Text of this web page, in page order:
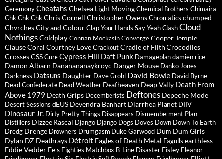
CeremonyCheatahs Chelsea Light MovingChemical Brothers Chimaira
Chk Chk ChkChris Cornell Christopher OwensChromatics chumped
ChvrchesCity and ColourClap Your Hands Say YeahClashCloud
NothingsColdplayConnan MockasinConvergeCooper Temple
ClauseCoral Courtney LoveCrackoutCradle of Filth Crocodiles
CrossesCSSCureCypress Hill Daft Punk Damageplandamien rice
Damon Albarn Dananananaykroyd Danger Mouse Danko Jones
Darkness Datsuns Daughter Dave Grohl David Bowie David Byrne
Dead Confederate Dead Weather Deafheaven Deap Vally Death From
Above 1979 Death Grips Decemberists Deftones Depeche Mode
Desert Sessions dEUS Devendra Banhart Diarrhea Planet DIIV
Dinosaur Jr. Dirty Pretty Things Disappears Dismemberment Plan
Distillers Dizzee Rascal Django Django Dogs Doves Down Down To Earth
Dredg Drenge Drowners Drumgasm Duke Garwood Dum Dum Girls
Dylan DZ Deathrays Détroit Eagles of Death Metal Eagulls earthless
Eddie Vedder Eels Eighties Matchbox B-Line Disaster Eisley Eleanor